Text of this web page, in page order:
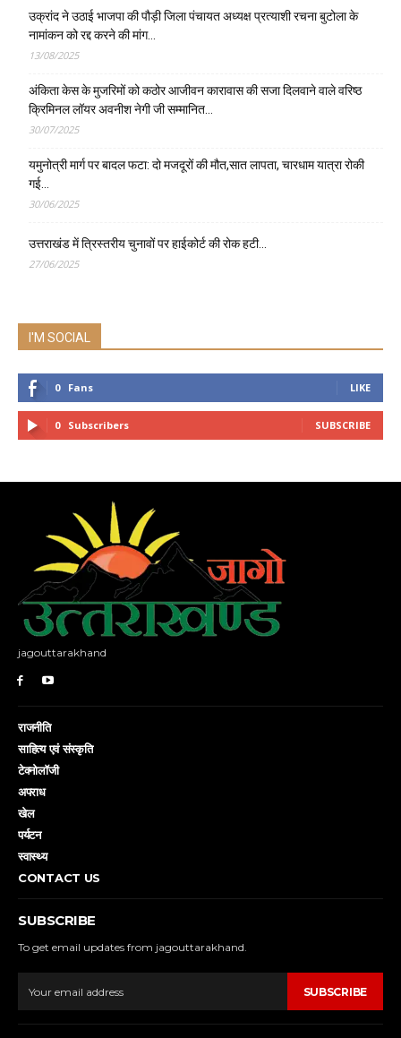
उक्रांद ने उठाई भाजपा की पौड़ी जिला पंचायत अध्यक्ष प्रत्याशी रचना बुटोला के
नामांकन को रद्द करने की मांग…
13/08/2025
अंकिता केस के मुजरिमों को कठोर आजीवन कारावास की सजा दिलवाने वाले वरिष्ठ
क्रिमिनल लॉयर अवनीश नेगी जी सम्मानित…
30/07/2025
यमुनोत्री मार्ग पर बादल फटा: दो मजदूरों की मौत,सात लापता, चारधाम यात्रा रोकी
गई…
30/06/2025
उत्तराखंड में त्रिस्तरीय चुनावों पर हाईकोर्ट की रोक हटी…
27/06/2025
I'M SOCIAL
0 Fans LIKE
0 Subscribers SUBSCRIBE
jagouttarakhand
राजनीति
साहित्य एवं संस्कृति
टेक्नोलॉजी
अपराध
खेल
पर्यटन
स्वास्थ्य
CONTACT US
SUBSCRIBE
To get email updates from jagouttarakhand.
SUBSCRIBE